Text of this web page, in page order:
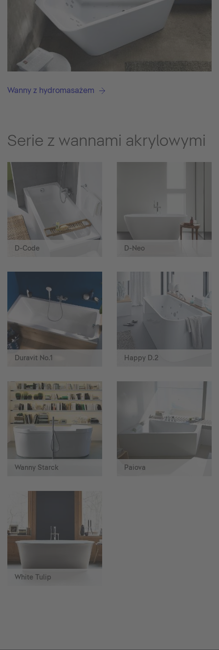
Wanny z hydromasażem
Serie z wannami akrylowymi
D-Code D-Neo
Duravit No.1 Happy D.2
Wanny Starck Paiova
White Tulip